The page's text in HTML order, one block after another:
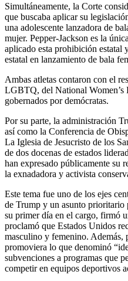
Simultáneamente, la Corte
que buscaba aplicar su
una adolescente lanzadora de
mujer. Pepper-Jackson es la
aplicado esta prohibición estatal
estatal en lanzamiento de bala
Ambas atletas contaron con el
LGBTQ, del National Women’s
gobernados por demócratas.
Por su parte, la administración
así como la Conferencia de
La Iglesia de Jesucristo de los
de dos docenas de estados
han expresado públicamente su
la exnadadora y activista
Este tema fue uno de los ejes
de Trump y un asunto prioritario
su primer día en el cargo, firmó
proclamó que Estados Unidos
masculino y femenino. Además,
promoviera lo que denominó
subvenciones a programas que
competir en equipos deportivos